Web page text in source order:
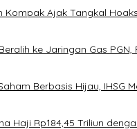
Ajak Tangkal
ke Jaringan Gas
Berbasis Hijau, IHSG
Haji Rp184,45 Triliun